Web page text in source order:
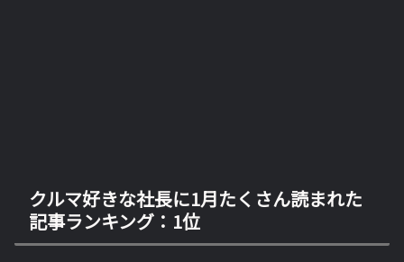
クルマ好きな社長に1月たくさん読まれた
記事ランキング：1位